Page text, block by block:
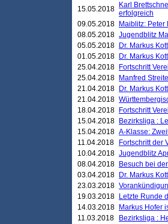
15.05.2018
Karl
erfolgreich
09.05.2018
Maiblitz: Peter
08.05.2018 Jugendblitz
05.05.2018
Dr. Markus
01.05.2018
Dr. Markus
25.04.2018
Fortschritt
25.04.2018
Manfred
21.04.2018
Dr. Markus
21.04.2018
18.04.2018
Fortschritt
15.04.2018
Bezirksliga :
15.04.2018 A-Klasse:
11.04.2018
Fortschritt der
10.04.2018 Jugendblitz
08.04.2018
Besuch bei
03.04.2018
Dr. Markus
23.03.2018
19.03.2018
Letzte Runde
14.03.2018
Markus Hofer
11.03.2018
Bezirksliga :